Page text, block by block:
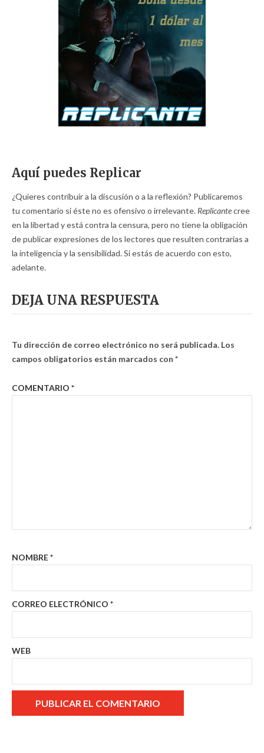
Aquí puedes Replicar
¿Quieres contribuir a la discusión o a la reflexión? Publicaremos
tu comentario si éste no es ofensivo o irrelevante. Replicantecree
en la libertad y está contra la censura, pero no tiene la obligación
de publicar expresiones de los lectores que resulten contrarias a
la inteligencia y la sensibilidad. Si estás de acuerdo con esto,
adelante.
DEJA UNA RESPUESTA
Tu dirección de correo electrónico no será publicada. Los
campos obligatorios están marcados con *
COMENTARIO *
NOMBRE*
CORREO ELECTRÓNICO *
WEB